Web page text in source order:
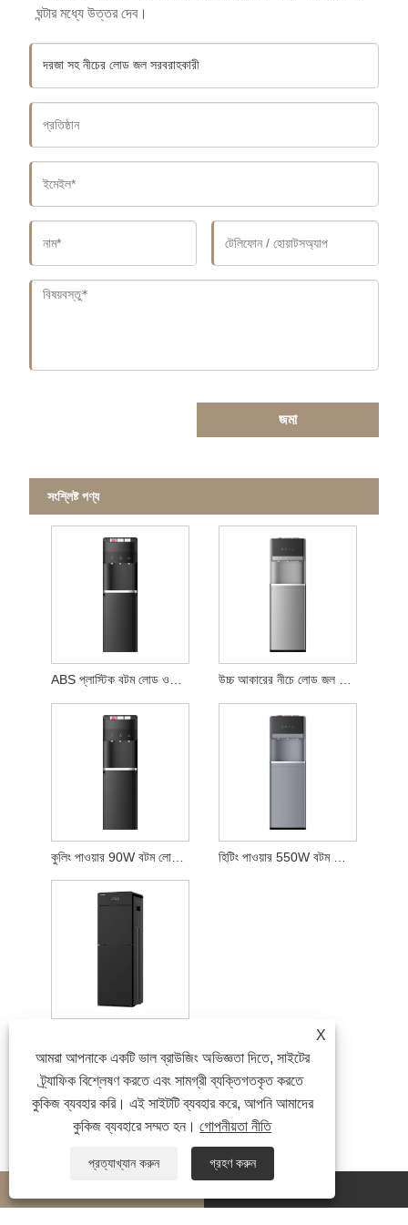
ঘন্টার মধ্যে উত্তর দেব।
জমা
সংশ্লিষ্ট পণ্য
কুলিং পাওয়ার 90W বটম লোড ওয়াটার ডিসপেনসার
X
আমরা আপনাকে একটি ভাল ব্রাউজিং অভিজ্ঞতা দিতে, সাইটের
ট্র্যাফিক বিশ্লেষণ করতে এবং সামগ্রী ব্যক্তিগতকৃত করতে
কুকিজ ব্যবহার করি। এই সাইটটি ব্যবহার করে, আপনি আমাদের
কুকিজ ব্যবহারে সম্মত হন।গোপনীয়তা নীতি
প্রত্যাখ্যান করুন গ্রহণ করুন